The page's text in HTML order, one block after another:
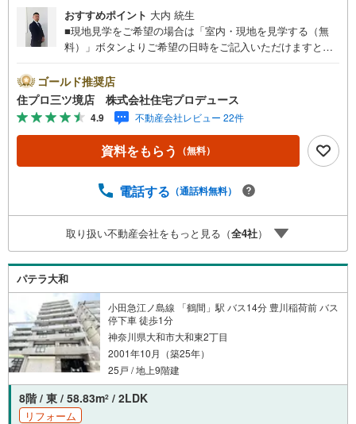
おすすめポイント 大内 統生
■現地見学をご希望の場合は「室内・現地を見学する（無
料）」ボタンよりご希望の日時をご記入いただけますとス
リアに強い！ 住プロは大和市・綾瀬市エリアの不動産売買
専門会社です！最新物件情報や当社限定で販売する物件情
報も多数ございますので、お気軽にお問合せ下さい！ -------
------- 弊社独自の住宅ローン提案システム 弊社ではファイ
ナンシャル専門スタッフによる【丁寧な資金アドバイス】
【ファイナンシャルプラン提案書の作成】を随時行ってお
ン残高】【住宅購入者だけが加入できる無料の生命保険】
なる【教育費】住宅を買った後から始まる【住宅ローン返
済】65歳以上から必要になる【老後の費用負担】住宅探し
の【このタイミング】で不安な部分を明確にしていきませ
んか？？ --------------
ゴールド推奨店
住プロ三ツ境店 株式会社住宅プロデュース
4.9 不動産会社レビュー 22件
資料をもらう （無料）
電話する （通話料無料）
取り扱い不動産会社をもっと見る（全4社）
パテラ大和
小田急江ノ島線 「鶴間」駅 バス14分 豊川稲荷前 バス
停下車 徒歩1分
神奈川県大和市大和東2丁目
2001年10月（築25年）
25戸 / 地上9階建
8階 / 東 / 58.83m2 / 2LDK
リフォーム